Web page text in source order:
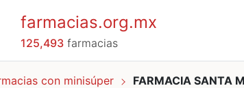
farmacias.org.mx
125,493farmacias
con minisúper FARMACIA SANTA